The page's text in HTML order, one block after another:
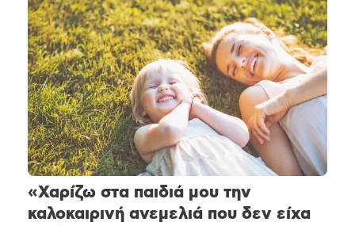
«Χαρίζω στα παιδιά μου την
καλοκαιρινή ανεμελιά που δεν είχα